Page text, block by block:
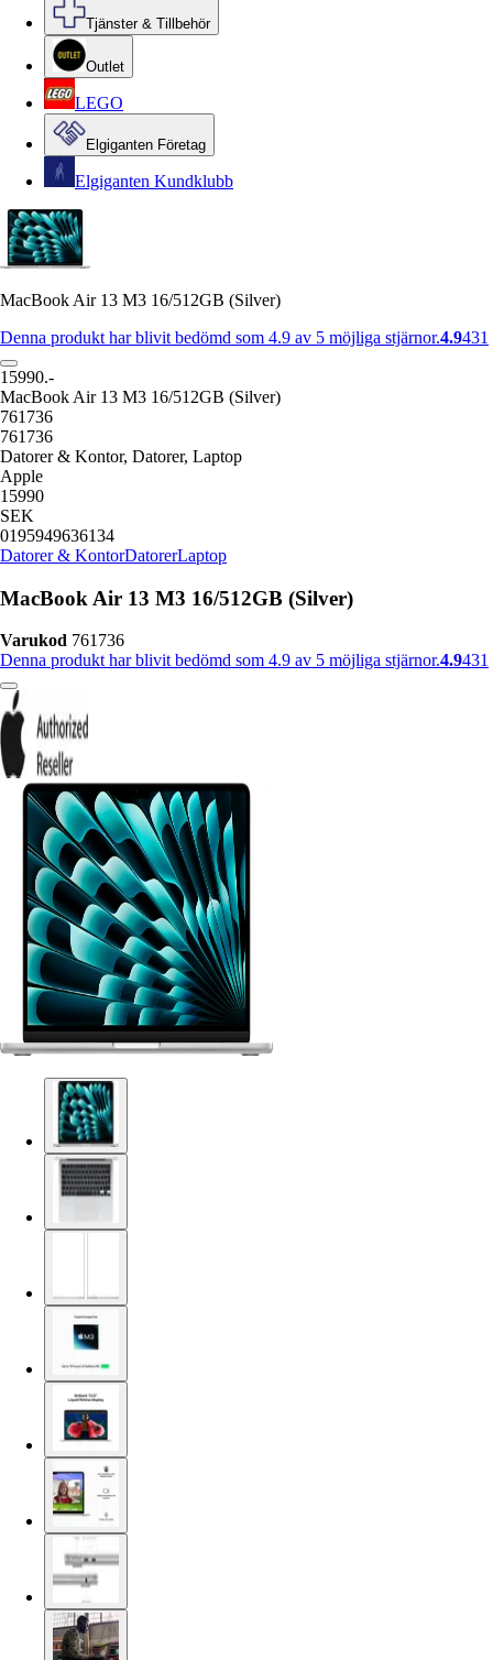
Tjänster & Tillbehör
Outlet
LEGO
Elgiganten Företag
Elgiganten Kundklubb
MacBook Air 13 M3 16/512GB (Silver)
Denna produkt har blivit bedömd som 4.9 av 5 möjliga stjärnor.4.9431
15990.-
MacBook Air 13 M3 16/512GB (Silver)
761736
761736
Datorer & Kontor, Datorer, Laptop
Apple
15990
SEK
0195949636134
Datorer & KontorDatorerLaptop
MacBook Air 13 M3 16/512GB (Silver)
Varukod 761736
Denna produkt har blivit bedömd som 4.9 av 5 möjliga stjärnor.4.9431